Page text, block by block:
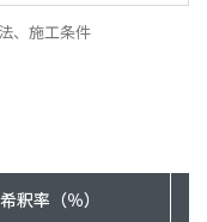
、施工条件
希釈率（％）